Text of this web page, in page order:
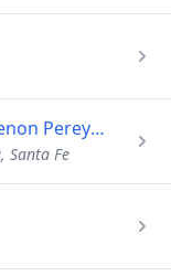
Cooperativa de Servicio Telefonico Zenon Pereyra Limitada
Santa Fe